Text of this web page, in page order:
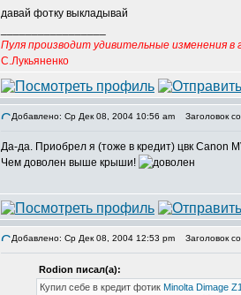
давай фотку выкладывай
Пуля производит удивительные изменения в
С.Лукьяненко
Добавлено: Ср Дек 08, 2004 10:56 am Заголовок
Да-да. Приобрел я (тоже в кредит) цвк Canon
Чем доволен выше крыши!
Добавлено: Ср Дек 08, 2004 12:53 pm Заголовок
Rodion писал(а):
Купил себе в кредит фотик Minolta Dimage